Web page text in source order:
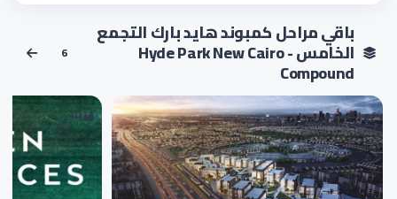
باقي مراحل كمبوند هايد بارك التجمع
الخامس - Hyde Park New Cairo
Compound
6
تم التسليم
01 قريبًا
02